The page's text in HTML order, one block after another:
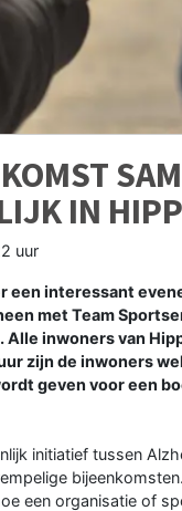
IN
uur
een interessant
met Team
inwoners van
zijn de inwoners
geven voor een
initiatief tussen
een organisatie of